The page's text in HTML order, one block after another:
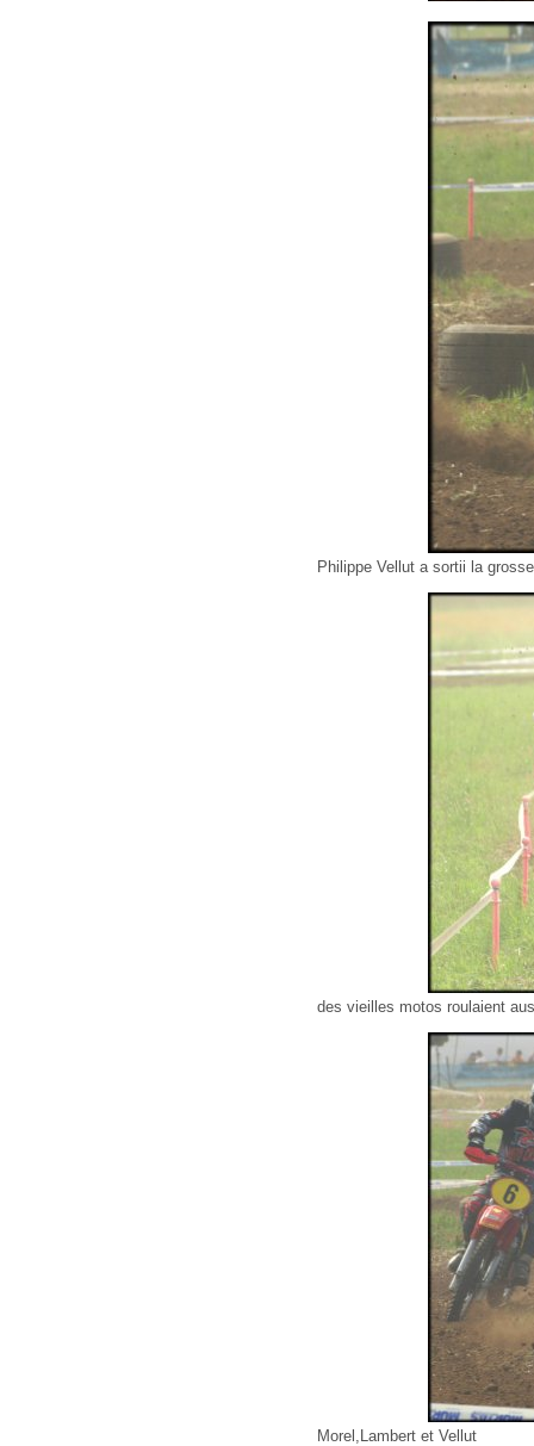
Philippe Vellut a sortii la
des vieilles motos roulaient
Morel,Lambert et Vellut